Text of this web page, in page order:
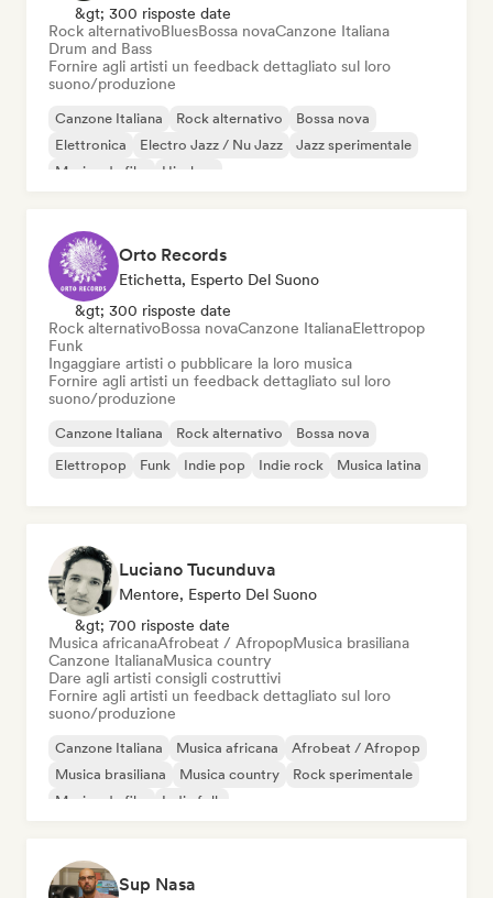
&gt; 300 risposte date
Rock alternativoBluesBossa novaCanzone Italiana
Drum and Bass
Fornire agli artisti un feedback dettagliato sul loro
suono/produzione
Canzone Italiana Rock alternativo
Bossa nova
Elettronica
Electro Jazz / Nu Jazz
Jazz sperimentale
Musica da film
Hip-hop
Orto Records
Etichetta, Esperto Del Suono
&gt; 300 risposte date
Rock alternativoBossa novaCanzone ItalianaElettropop
Funk
Ingaggiare artisti o pubblicare la loro musica
Fornire agli artisti un feedback dettagliato sul loro
suono/produzione
Canzone Italiana Rock alternativo
Bossa nova
Elettropop
Funk Indie pop Indie rock Musica latina
Luciano Tucunduva
Mentore, Esperto Del Suono
&gt; 700 risposte date
Musica africanaAfrobeat / AfropopMusica brasiliana
Canzone ItalianaMusica country
Dare agli artisti consigli costruttivi
Fornire agli artisti un feedback dettagliato sul loro
suono/produzione
Canzone Italiana Musica africana
Afrobeat / Afropop
Musica brasiliana
Musica country
Rock sperimentale
Musica da film
Indie folk
Sup Nasa